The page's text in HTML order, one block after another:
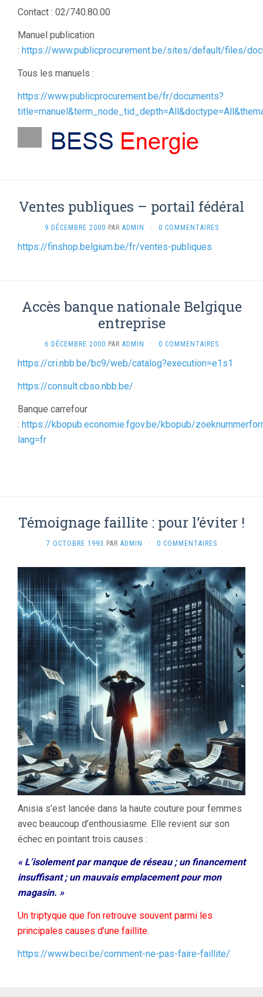
Contact : 02/740.80.00
Manuel publication
: https://www.publicprocurement.be/sites/default/files/
Tous les manuels :
https://www.publicprocurement.be/fr/documents?
Ventes publiques – portail fédéral
9 DÉCEMBRE 2000 PAR ADMIN · 0 COMMENTAIRES
https://finshop.belgium.be/fr/ventes-publiques
Accès banque nationale Belgique
entreprise
6 DÉCEMBRE 2000 PAR ADMIN · 0 COMMENTAIRES
https://cri.nbb.be/bc9/web/catalog?execution=e1s1
https://consult.cbso.nbb.be/
Banque carrefour
: https://kbopub.economie.fgov.be/kbopub/
lang=fr
Témoignage faillite : pour l’éviter !
7 OCTOBRE 1993 PAR ADMIN · 0 COMMENTAIRES
Anisia s’est lancée dans la haute couture pour femmes
avec beaucoup d’enthousiasme. Elle revient sur son
échec en pointant trois causes :
« L’isolement par manque de réseau ; un financement
insuffisant ; un mauvais emplacement pour mon
magasin. »
Un triptyque que l’on retrouve souvent parmi les
principales causes d’une faillite.
https://www.beci.be/comment-ne-pas-faire-faillite/